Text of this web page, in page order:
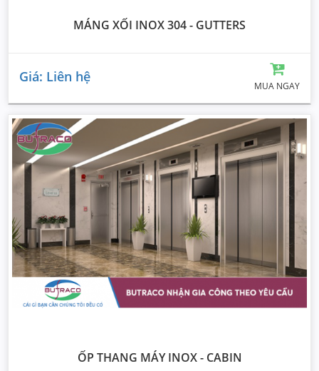
MÁNG XỐI INOX 304 - GUTTERS
Giá: Liên hệ
MUA NGAY
ỐP THANG MÁY INOX - CABIN